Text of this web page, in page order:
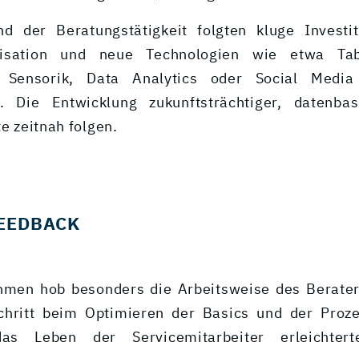
der Beratungstätigkeit folgten kluge
und neue Technologien wie etwa
Sensorik, Data Analytics oder Social
Die Entwicklung zukunftsträchtiger,
zeitnah folgen.
hob besonders die Arbeitsweise des
beim Optimieren der Basics und der
Leben der Servicemitarbeiter